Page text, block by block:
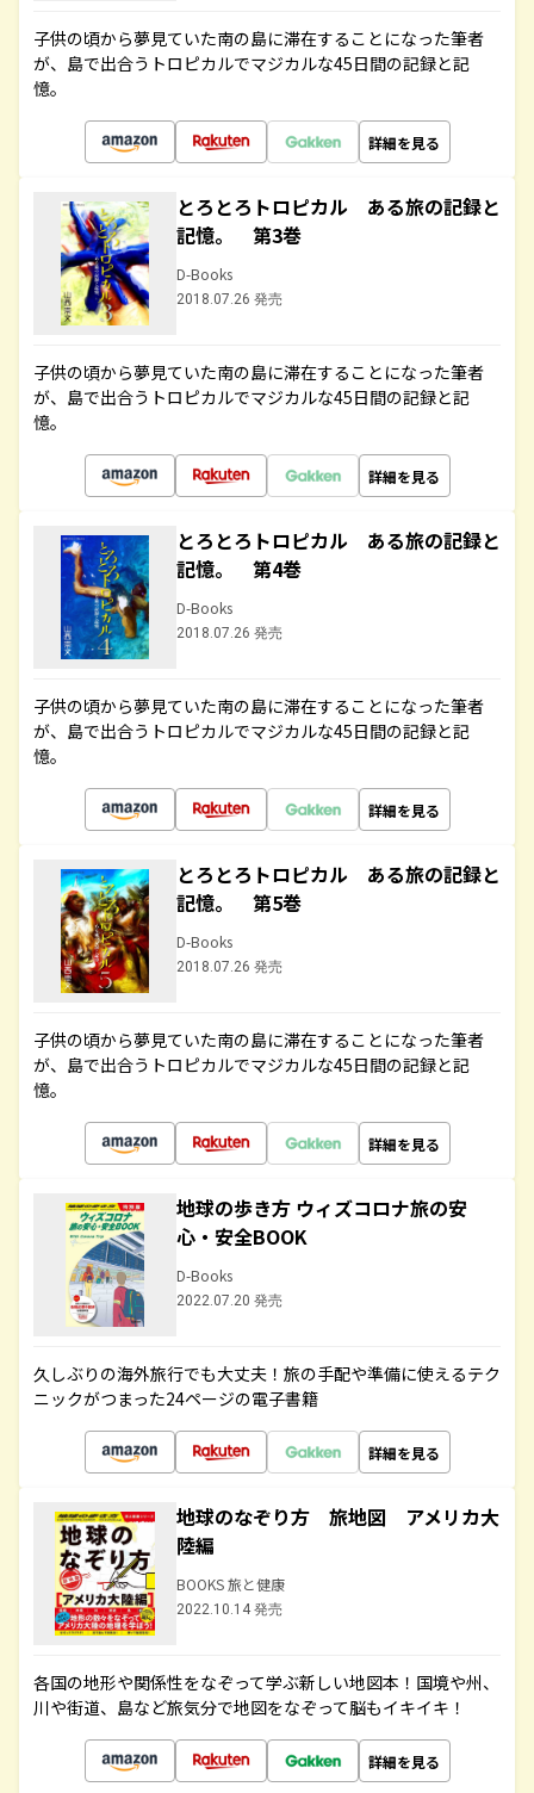
子供の頃から夢見ていた南の島に滞在することになった筆者
が、島で出合うトロピカルでマジカルな45日間の記録と記
憶。
詳細を見る
とろとろトロピカル ある旅の記録と
記憶。 第3巻
D-Books
2018.07.26 発売
子供の頃から夢見ていた南の島に滞在することになった筆者
が、島で出合うトロピカルでマジカルな45日間の記録と記
憶。
詳細を見る
とろとろトロピカル ある旅の記録と
記憶。 第4巻
D-Books
2018.07.26 発売
子供の頃から夢見ていた南の島に滞在することになった筆者
が、島で出合うトロピカルでマジカルな45日間の記録と記
憶。
詳細を見る
とろとろトロピカル ある旅の記録と
記憶。 第5巻
D-Books
2018.07.26 発売
子供の頃から夢見ていた南の島に滞在することになった筆者
が、島で出合うトロピカルでマジカルな45日間の記録と記
憶。
詳細を見る
地球の歩き方 ウィズコロナ旅の安
心・安全BOOK
D-Books
2022.07.20 発売
久しぶりの海外旅行でも大丈夫！旅の手配や準備に使えるテク
ニックがつまった24ページの電子書籍
詳細を見る
地球のなぞり方 旅地図 アメリカ大
陸編
BOOKS 旅と健康
2022.10.14 発売
各国の地形や関係性をなぞって学ぶ新しい地図本！国境や州、
川や街道、島など旅気分で地図をなぞって脳もイキイキ！
詳細を見る